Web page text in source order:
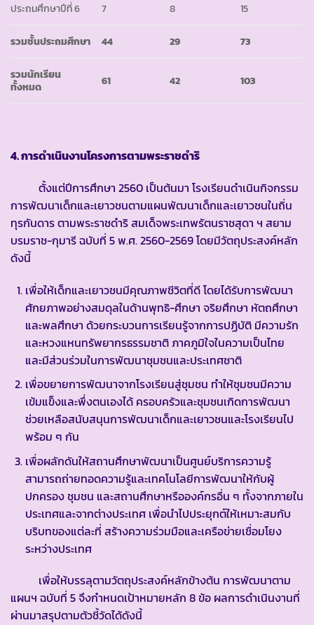
ประถมศึกษาปีที่ 6 7 8 15
รวมชั้นประถมศึกษา 44 29 73
รวมนักเรียน
ทั้งหมด
61 42 103
4. การดำเนินงานโครงการตามพระราชดำริ
ตั้งแต่ปีการศึกษา 2560 เป็นต้นมา โรงเรียนดำเนินกิจกรรม
การพัฒนาเด็กและเยาวชนตามแผนพัฒนาเด็กและเยาวชนในถิ่น
ทุรกันดาร ตามพระราชดำริ สมเด็จพระเทพรัตนราชสุดา ฯ สยาม
บรมราช-กุมารี ฉบับที่ 5 พ.ศ. 2560-2569 โดยมีวัตถุประสงค์หลัก
ดังนี้
เพื่อให้เด็กและเยาวชนมีคุณภาพชีวิตที่ดี โดยได้รับการพัฒนา
ศักยภาพอย่างสมดุลในด้านพุทธิ-ศึกษา จริยศึกษา หัตถศึกษา
และพลศึกษา ด้วยกระบวนการเรียนรู้จากการปฏิบัติ มีความรัก
และหวงแหนทรัพยากรธรรมชาติ ภาคภูมิใจในความเป็นไทย
และมีส่วนร่วมในการพัฒนาชุมชนและประเทศชาติ
เพื่อขยายการพัฒนาจากโรงเรียนสู่ชุมชน ทำให้ชุมชนมีความ
เข้มแข็งและพึ่งตนเองได้ ครอบครัวและชุมชนเกิดการพัฒนา
ช่วยเหลือสนับสนุนการพัฒนาเด็กและเยาวชนและโรงเรียนไป
พร้อม ๆ กัน
เพื่อผลักดันให้สถานศึกษาพัฒนาเป็นศูนย์บริการความรู้
สามารถถ่ายทอดความรู้และเทคโนโลยีการพัฒนาให้กับผู้
ปกครอง ชุมชน และสถานศึกษาหรือองค์กรอื่น ๆ ทั้งจากภายใน
ประเทศและจากต่างประเทศ เพื่อนำไปประยุกต์ให้เหมาะสมกับ
บริบทของแต่ละที่ สร้างความร่วมมือและเครือข่ายเชื่อมโยง
ระหว่างประเทศ
เพื่อให้บรรลุตามวัตถุประสงค์หลักข้างต้น การพัฒนาตาม
แผนฯ ฉบับที่ 5 จึงกำหนดเป้าหมายหลัก 8 ข้อ ผลการดำเนินงานที่
ผ่านมาสรุปตามตัวชี้วัดได้ดังนี้